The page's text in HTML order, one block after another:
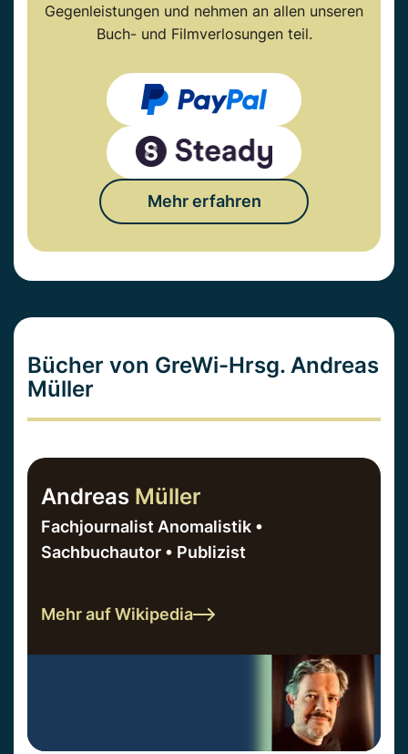
Gegenleistungen und nehmen an allen unseren
Buch- und Filmverlosungen teil.
Mehr erfahren
Bücher von GreWi-Hrsg. Andreas
Müller
Andreas Müller
Fachjournalist Anomalistik •
Sachbuchautor • Publizist
Mehr auf Wikipedia